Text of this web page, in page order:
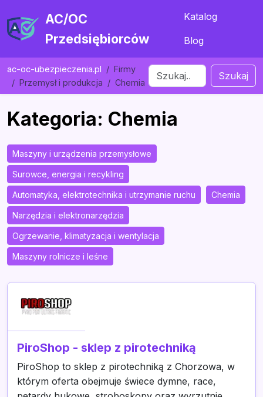
AC/OC
Przedsiębiorców
Katalog
Blog
ac-oc-ubezpieczenia.pl
Firmy
Przemysł i produkcja
Chemia
Szukaj
Kategoria: Chemia
Maszyny i urządzenia przemysłowe
Surowce, energia i recykling
Automatyka, elektrotechnika i utrzymanie ruchu Chemia
Narzędzia i elektronarzędzia
Ogrzewanie, klimatyzacja i wentylacja
Maszyny rolnicze i leśne
PiroShop - sklep z pirotechniką
PiroShop to sklep z pirotechniką z Chorzowa, w
którym oferta obejmuje świece dymne, race,